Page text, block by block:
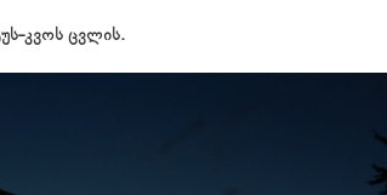
კვოს ცვლის.